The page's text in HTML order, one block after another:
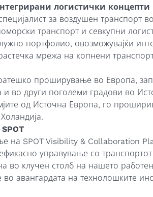
логистички концепти
за воздушен транспорт
транспорт и севкупни
портфолио, овозможувајќи
мрежа на копнени
проширување во Европа,
во други поголеми градови во
од Источна Европа, го
на SPOT Visibility & Collaboration
управување со
во клучен столб на нашето
авангардата на технолошките